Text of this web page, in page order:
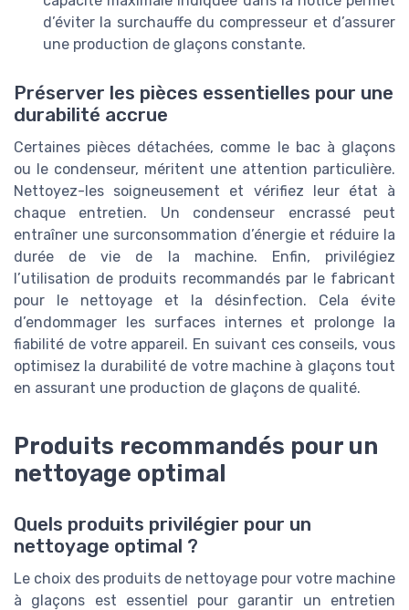
d’éviter la surchauffe du compresseur et d’assurer
une production de glaçons constante.
Préserver les pièces essentielles pour une
durabilité accrue
Certaines pièces détachées, comme le bac à glaçons
ou le condenseur, méritent une attention particulière.
Nettoyez-les soigneusement et vérifiez leur état à
chaque entretien. Un condenseur encrassé peut
entraîner une surconsommation d’énergie et réduire la
durée de vie de la machine. Enfin, privilégiez
l’utilisation de produits recommandés par le fabricant
pour le nettoyage et la désinfection. Cela évite
d’endommager les surfaces internes et prolonge la
fiabilité de votre appareil. En suivant ces conseils, vous
optimisez la durabilité de votre machine à glaçons tout
en assurant une production de glaçons de qualité.
Produits recommandés pour un
nettoyage optimal
Quels produits privilégier pour un
nettoyage optimal ?
Le choix des produits de nettoyage pour votre machine
à glaçons est essentiel pour garantir un entretien